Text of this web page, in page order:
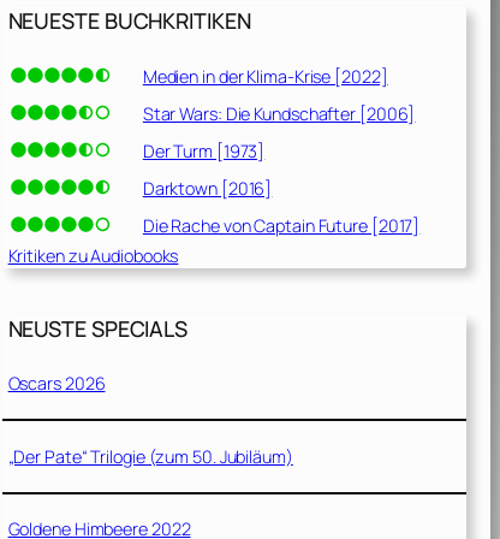
NEUESTE BUCHKRITIKEN
Medien in der Klima-Krise [2022]
Star Wars: Die Kundschafter [2006]
Der Turm [1973]
Darktown [2016]
Die Rache von Captain Future [2017]
Kritiken zu Audiobooks
NEUSTE SPECIALS
Oscars 2026
„Der Pate“ Trilogie (zum 50. Jubiläum)
Goldene Himbeere 2022